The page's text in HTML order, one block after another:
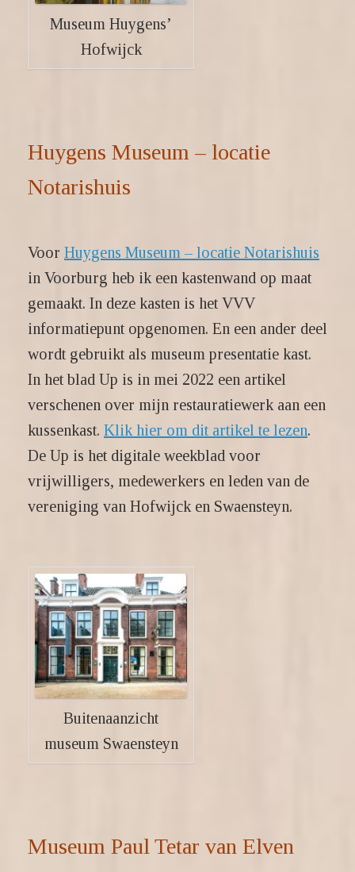
Museum Huygens’
Hofwijck
Huygens Museum – locatie
Notarishuis
Voor Huygens Museum – locatie Notarishuis
in Voorburg heb ik een kastenwand op maat
gemaakt. In deze kasten is het VVV
informatiepunt opgenomen. En een ander deel
wordt gebruikt als museum presentatie kast.
In het blad Up is in mei 2022 een artikel
verschenen over mijn restauratiewerk aan een
kussenkast. Klik hier om dit artikel te lezen.
De Up is het digitale weekblad voor
vrijwilligers, medewerkers en leden van de
vereniging van Hofwijck en Swaensteyn.
Buitenaanzicht
museum Swaensteyn
Museum Paul Tetar van Elven